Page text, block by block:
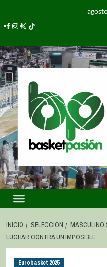
INICIO SELECCIÓN MASCULINO
LUCHAR CONTRA UN IMPOSIBLE
Eurobasket 2025